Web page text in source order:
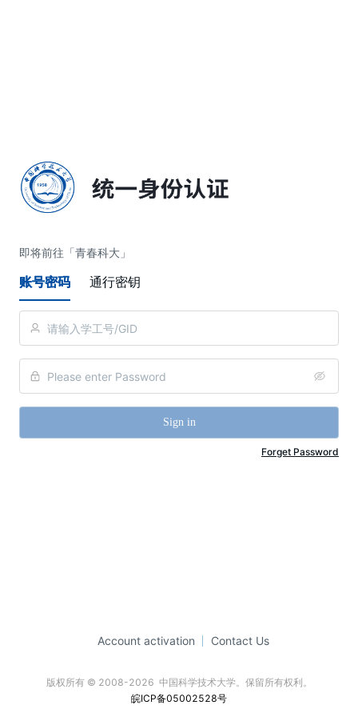
即将前往「青春科大」
账号密码 通行密钥
Sign in
Forget Password
Account activation Contact Us
版权所有 © 2008-2026  中国科学技术大学。保留所有权利。
皖ICP备05002528号